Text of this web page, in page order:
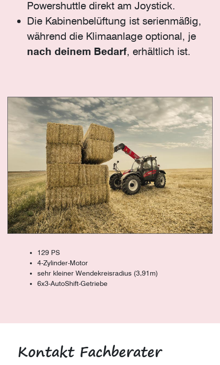
Powershuttle direkt am Joystick.
Die Kabinenbelüftung ist serienmäßig,
während die Klimaanlage optional, je
nach deinem Bedarf, erhältlich ist.
129 PS
4-Zylinder-Motor
sehr kleiner Wendekreisradius (3,91m)
6x3-AutoShift-Getriebe
Kontakt Fachberater